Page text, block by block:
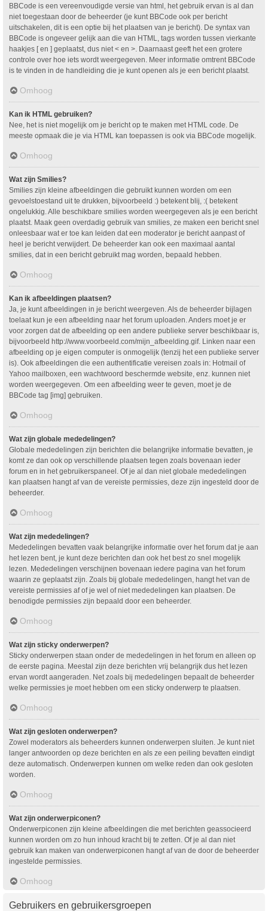
BBCode is een vereenvoudigde versie van html, het gebruik ervan is al dan
niet toegestaan door de beheerder (je kunt BBCode ook per bericht
uitschakelen, dit is een optie bij het plaatsen van je bericht). De syntax van
BBCode is ongeveer gelijk aan die van HTML, tags worden tussen vierkante
haakjes [ en ] geplaatst, dus niet < en >. Daarnaast geeft het een grotere
controle over hoe iets wordt weergegeven. Meer informatie omtrent BBCode
is te vinden in de handleiding die je kunt openen als je een bericht plaatst.
Omhoog
Kan ik HTML gebruiken?
Nee, het is niet mogelijk om je bericht op te maken met HTML code. De
meeste opmaak die je via HTML kan toepassen is ook via BBCode mogelijk.
Omhoog
Wat zijn Smilies?
Smilies zijn kleine afbeeldingen die gebruikt kunnen worden om een
gevoelstoestand uit te drukken, bijvoorbeeld :) betekent blij, :( betekent
ongelukkig. Alle beschikbare smilies worden weergegeven als je een bericht
plaatst. Maak geen overdadig gebruik van smilies, ze maken een bericht snel
onleesbaar wat er toe kan leiden dat een moderator je bericht aanpast of
heel je bericht verwijdert. De beheerder kan ook een maximaal aantal
smilies, dat in een bericht gebruikt mag worden, bepaald hebben.
Omhoog
Kan ik afbeeldingen plaatsen?
Ja, je kunt afbeeldingen in je bericht weergeven. Als de beheerder bijlagen
toelaat kun je een afbeelding naar het forum uploaden. Anders moet je er
voor zorgen dat de afbeelding op een andere publieke server beschikbaar is,
bijvoorbeeld http://www.voorbeeld.com/mijn_afbeelding.gif. Linken naar een
afbeelding op je eigen computer is onmogelijk (tenzij het een publieke server
is). Ook afbeeldingen die een authentificatie vereisen zoals in: Hotmail of
Yahoo mailboxen, een wachtwoord beschermde website, enz. kunnen niet
worden weergegeven. Om een afbeelding weer te geven, moet je de
BBCode tag [img] gebruiken.
Omhoog
Wat zijn globale mededelingen?
Globale mededelingen zijn berichten die belangrijke informatie bevatten, je
komt ze dan ook op verschillende plaatsen tegen zoals bovenaan ieder
forum en in het gebruikerspaneel. Of je al dan niet globale mededelingen
kan plaatsen hangt af van de vereiste permissies, deze zijn ingesteld door de
beheerder.
Omhoog
Wat zijn mededelingen?
Mededelingen bevatten vaak belangrijke informatie over het forum dat je aan
het lezen bent, je kunt deze berichten dan ook het best zo snel mogelijk
lezen. Mededelingen verschijnen bovenaan iedere pagina van het forum
waarin ze geplaatst zijn. Zoals bij globale mededelingen, hangt het van de
vereiste permissies af of je wel of niet mededelingen kan plaatsen. De
benodigde permissies zijn bepaald door een beheerder.
Omhoog
Wat zijn sticky onderwerpen?
Sticky onderwerpen staan onder de mededelingen in het forum en alleen op
de eerste pagina. Meestal zijn deze berichten vrij belangrijk dus het lezen
ervan wordt aangeraden. Net zoals bij mededelingen bepaalt de beheerder
welke permissies je moet hebben om een sticky onderwerp te plaatsen.
Omhoog
Wat zijn gesloten onderwerpen?
Zowel moderators als beheerders kunnen onderwerpen sluiten. Je kunt niet
langer antwoorden op deze berichten en als ze een peiling bevatten eindigt
deze automatisch. Onderwerpen kunnen om welke reden dan ook gesloten
worden.
Omhoog
Wat zijn onderwerpiconen?
Onderwerpiconen zijn kleine afbeeldingen die met berichten geassocieerd
kunnen worden om zo hun inhoud kracht bij te zetten. Of je al dan niet
gebruik kan maken van onderwerpiconen hangt af van de door de beheerder
ingestelde permissies.
Omhoog
Gebruikers en gebruikersgroepen